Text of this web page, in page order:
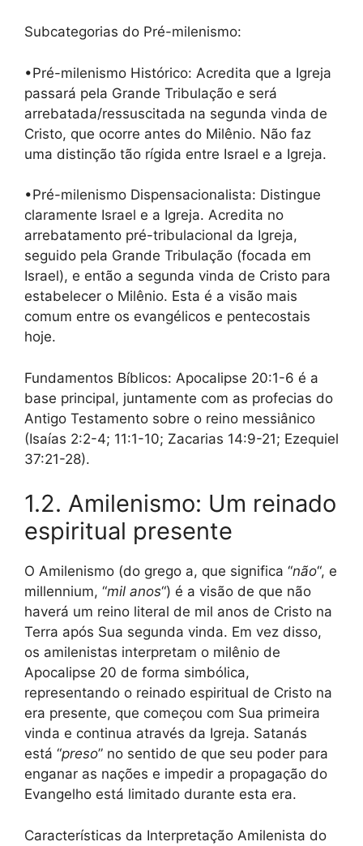
Subcategorias do Pré-milenismo:
•Pré-milenismo Histórico: Acredita que a Igreja
passará pela Grande Tribulação e será
arrebatada/ressuscitada na segunda vinda de
Cristo, que ocorre antes do Milênio. Não faz
uma distinção tão rígida entre Israel e a Igreja.
•Pré-milenismo Dispensacionalista: Distingue
claramente Israel e a Igreja. Acredita no
arrebatamento pré-tribulacional da Igreja,
seguido pela Grande Tribulação (focada em
Israel), e então a segunda vinda de Cristo para
estabelecer o Milênio. Esta é a visão mais
comum entre os evangélicos e pentecostais
hoje.
Fundamentos Bíblicos: Apocalipse 20:1-6 é a
base principal, juntamente com as profecias do
Antigo Testamento sobre o reino messiânico
(Isaías 2:2-4; 11:1-10; Zacarias 14:9-21; Ezequiel
37:21-28).
1.2. Amilenismo: Um reinado
espiritual presente
O Amilenismo (do grego a, que significa “não“, e
millennium, “mil anos“) é a visão de que não
haverá um reino literal de mil anos de Cristo na
Terra após Sua segunda vinda. Em vez disso,
os amilenistas interpretam o milênio de
Apocalipse 20 de forma simbólica,
representando o reinado espiritual de Cristo na
era presente, que começou com Sua primeira
vinda e continua através da Igreja. Satanás
está “preso” no sentido de que seu poder para
enganar as nações e impedir a propagação do
Evangelho está limitado durante esta era.
Características da Interpretação Amilenista do